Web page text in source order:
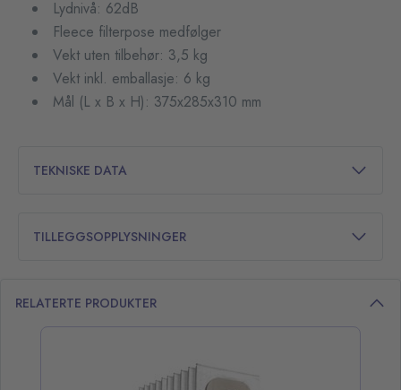
Lydnivå: 62dB
Fleece filterpose medfølger
Vekt uten tilbehør: 3,5 kg
Vekt inkl. emballasje: 6 kg
Mål (L x B x H): 375x285x310 mm
TEKNISKE DATA
TILLEGGSOPPLYSNINGER
RELATERTE PRODUKTER